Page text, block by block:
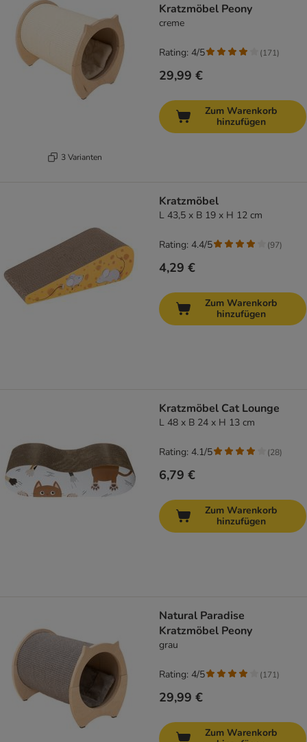
3 Varianten
Kratzmöbel Peony
creme
29,99 €
Rating: 4/5 (171)
Zum Warenkorb
hinzufügen
Kratzmöbel
L 43,5 x B 19 x H 12 cm
4,29 €
Rating: 4.4/5 (97)
Zum Warenkorb
hinzufügen
Kratzmöbel Cat Lounge
L 48 x B 24 x H 13 cm
6,79 €
Rating: 4.1/5 (28)
Zum Warenkorb
hinzufügen
Natural Paradise
Kratzmöbel Peony
grau
29,99 €
Rating: 4/5 (171)
Zum Warenkorb